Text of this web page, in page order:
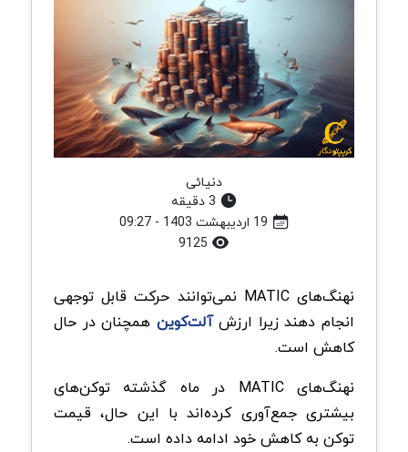
دنیائی
نهنگ‌های MATIC نمی‌توانند حرکت قابل توجهی
انجام دهند زیرا ارزشآلت‌کوین همچنان در حال
کاهش است.
نهنگ‌های MATIC در ماه گذشته توکن‌های
بیشتری جمع‌آوری کرده‌اند با این حال، قیمت
توکن به کاهش خود ادامه داده است.